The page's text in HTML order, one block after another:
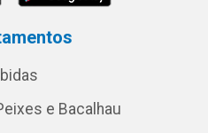
e Bacalhau